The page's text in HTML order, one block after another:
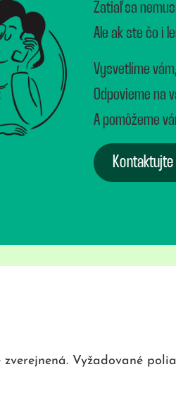
Zatiaľ sa
Ale ak ste čo i
Vysvetlíme
Odpovieme na
A pomôžeme
Vyžadované